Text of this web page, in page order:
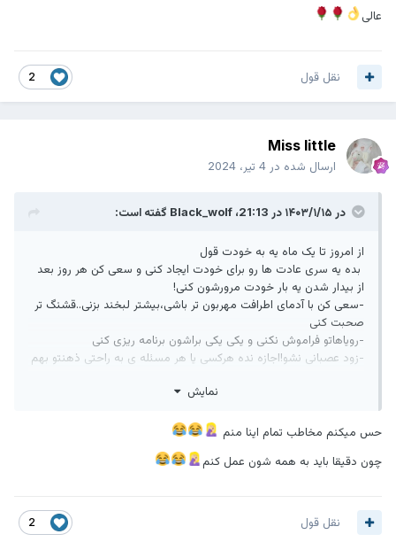
-به خودت،ظاهرت،محیط اطرافت نظم بده،اهمیت بده؛تا ذهنت هم آروم عالی
2 نقل قول
Miss little
ارسال شده در 4 تیر، 2024
در ۱۴۰۳/۱/۱۵ در 21:13، Black_wolfگفته است:
از امروز تا یک ماه یه به خودت قول
بده یه سری عادت ها رو برای خودت ایجاد کنی و سعی کن هر روز بعد
از بیدار شدن یه بار خودت مرورشون کنی!
-سعی کن با آدمای اطرافت مهربون تر باشی،بیشتر لبخند بزنی..قشنگ تر
صحبت کنی
-رویاهاتو فراموش نکنی و یکی یکی براشون برنامه ریزی کنی
-زود عصبانی نشو!اجازه نده هرکسی یا هر مسئله ی به راحتی ذهنتو بهم
-به خودت اعتماد کن،باور کن که لیاقتشو داری و نمیخوای یه آدم
-به خودت،ظاهرت،محیط اطرافت نظم بده،اهمیت بده؛تا ذهنت هم آروم
-خوشحال باش و تو حال زندگی کن،بین تو و رسیدن به آرزوهات دیواری
نمایش
حس میکنم مخاطب تمام اینا منم
چون دقیقا باید به همه شون عمل کنم
2 نقل قول